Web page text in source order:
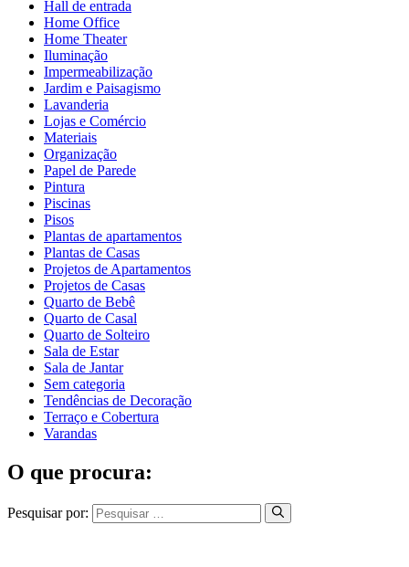
Hall de entrada
Home Office
Home Theater
Iluminação
Impermeabilização
Jardim e Paisagismo
Lavanderia
Lojas e Comércio
Materiais
Organização
Papel de Parede
Pintura
Piscinas
Pisos
Plantas de apartamentos
Plantas de Casas
Projetos de Apartamentos
Projetos de Casas
Quarto de Bebê
Quarto de Casal
Quarto de Solteiro
Sala de Estar
Sala de Jantar
Sem categoria
Tendências de Decoração
Terraço e Cobertura
Varandas
O que procura:
Pesquisar por: